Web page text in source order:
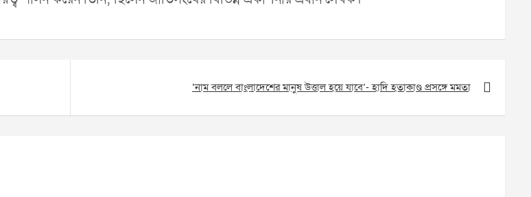
‘‌নাম বললে বাংলাদেশের মানুষ উত্তাল হয়ে যাবে’- হাদি হতাকাণ্ড প্রসঙ্গে মমতা